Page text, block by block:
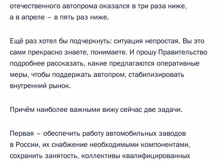
отечественного автопрома оказался в три раза ниже,
а в апреле – в пять раз ниже.
Ещё раз хотел бы подчеркнуть: ситуация непростая. Вы это
сами прекрасно знаете, понимаете. И прошу Правительство
подробнее рассказать, какие предлагаются оперативные
меры, чтобы поддержать автопром, стабилизировать
внутренний рынок.
Причём наиболее важными вижу сейчас две задачи.
Первая – обеспечить работу автомобильных заводов
в России, их снабжение необходимыми компонентами,
сохранить занятость, коллективы квалифицированных